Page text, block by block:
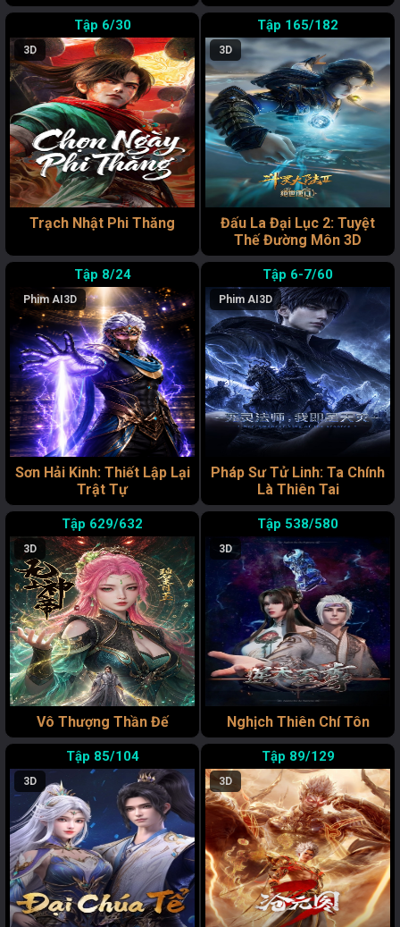
6/30
3D
Trạch Nhật Phi Thăng
165/182
3D
Đấu La Đại Lục 2: Tuyệt
Thế Đường Môn 3D
8/24
Phim AI3D
Sơn Hải Kinh: Thiết Lập Lại
Trật Tự
6-7/60
Phim AI 3D
Pháp Sư Tử Linh: Ta Chính
Là Thiên Tai
629/632
3D
Vô Thượng Thần Đế
538/580
3D
Nghịch Thiên Chí Tôn
85/104
3D
89/129
3D